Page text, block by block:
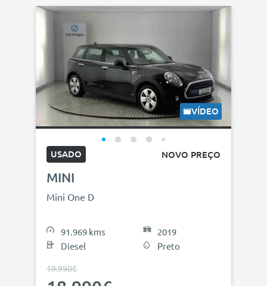
VÍDEO
USADO NOVO PREÇO
MINI
Mini One D
91.969 kms
Diesel
2019
Preto
19.990€